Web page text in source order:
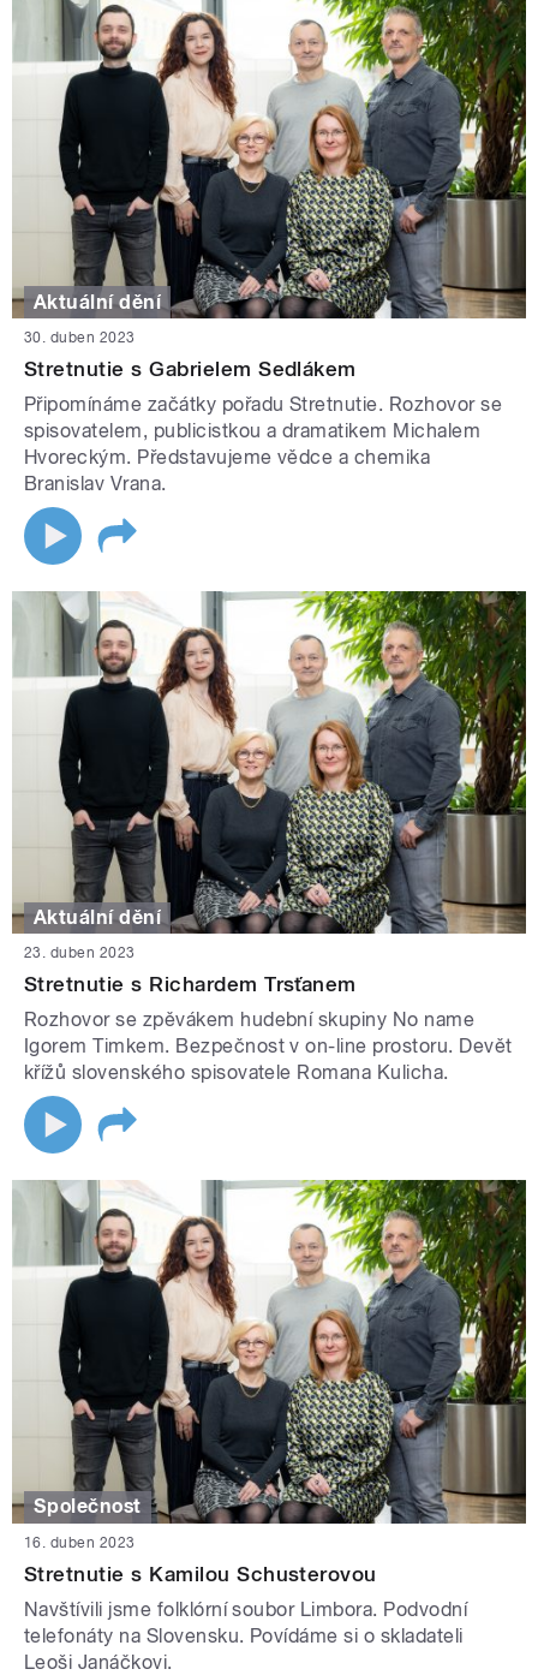
Aktuální dění
30. duben 2023
Stretnutie s Gabrielem Sedlákem
Připomínáme začátky pořadu Stretnutie. Rozhovor se
spisovatelem, publicistkou a dramatikem Michalem
Hvoreckým. Představujeme vědce a chemika
Branislav Vrana.
Aktuální dění
23. duben 2023
Stretnutie s Richardem Trsťanem
Rozhovor se zpěvákem hudební skupiny No name
Igorem Timkem. Bezpečnost v on-line prostoru. Devět
křížů slovenského spisovatele Romana Kulicha.
Společnost
16. duben 2023
Stretnutie s Kamilou Schusterovou
Navštívili jsme folklórní soubor Limbora. Podvodní
telefonáty na Slovensku. Povídáme si o skladateli
Leoši Janáčkovi.